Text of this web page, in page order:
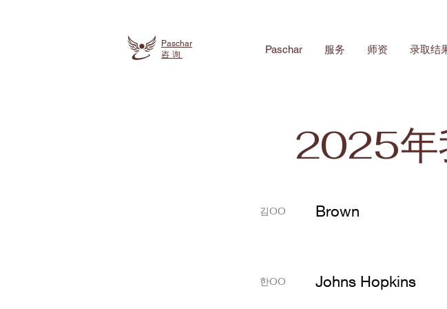
Paschar
咨询
Paschar 服务 师资 录取结
2025年
김OO Brown
한OO Johns Hopkins